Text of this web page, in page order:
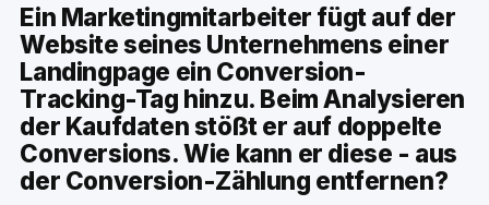
Ein Marketingmitarbeiter fügt auf der
Website seines Unternehmens einer
Landingpage ein Conversion-
Tracking-Tag hinzu. Beim Analysieren
der Kaufdaten stößt er auf doppelte
Conversions. Wie kann er diese - aus
der Conversion-Zählung entfernen?